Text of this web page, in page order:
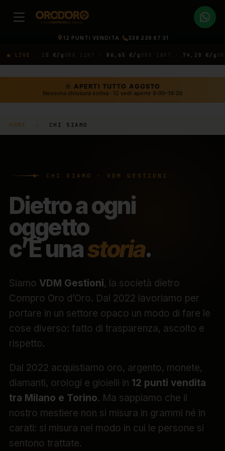
12 PUNTI VENDITA 338 229 87 31
● LIVE
· 91,15 €/g ORO 21KT · 86,65 €/gORO 18KT · 74,20 €/g ORO
☼ APERTI TUTTO AGOSTO
Nessuna chiusura estiva · 12 sedi aperte 9:00–19:30
HOME › CHI SIAMO
• CHI SIAMO · VDM GESTIONI
Dietro a ogni
oggetto
c’È unastoria.
Siamo VDM Gestioni, la società dietro
Compro Oro d’Oro. Dal 2022 lavoriamo per
portare in un settore opaco un modo di fare le
cose diverso: fatto di trasparenza, ascolto e
rispetto.
Dal 2022 acquistiamo oro, argento, monete,
diamanti, orologi e gioielli in 12 punti vendita
tra Milano e Torino. Ma sappiamo che il
nostro mestiere non si misura in grammi né in
carati: si misura nel modo in cui le persone si
sentono trattate.